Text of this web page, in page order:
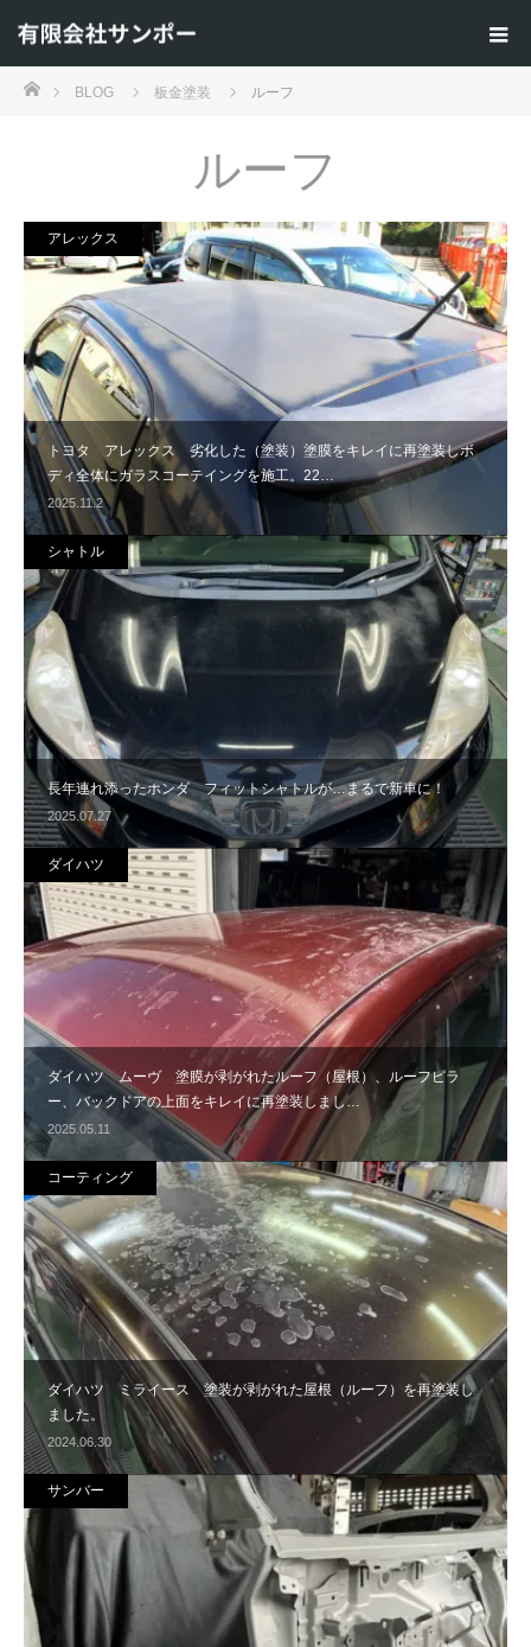
ホームBLOG 板金塗装 ルーフ
ルーフ
トヨタ アレックス 劣化した（塗装）塗膜をキレイに再塗装しボ
ディ全体にガラスコーテイングを施工。22…
2025.11.2
アレックス
長年連れ添ったホンダ フィットシャトルが…まるで新車に！
2025.07.27
シャトル
ダイハツ ムーヴ 塗膜が剥がれたルーフ（屋根）、ルーフピラ
ー、バックドアの上面をキレイに再塗装しまし…
2025.05.11
ダイハツ
ダイハツ ミライース 塗装が剥がれた屋根（ルーフ）を再塗装し
ました。
2024.06.30
コーティング
サンバー